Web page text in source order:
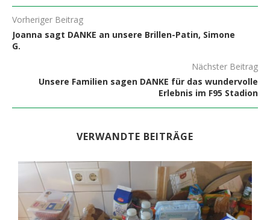
Vorheriger Beitrag
Joanna sagt DANKE an unsere Brillen-Patin, Simone
G.
Nächster Beitrag
Unsere Familien sagen DANKE für das wundervolle
Erlebnis im F95 Stadion
VERWANDTE BEITRÄGE